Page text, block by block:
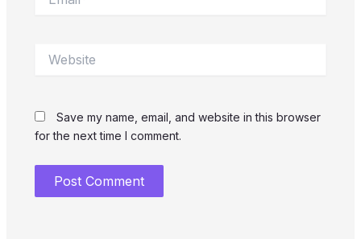
Save my name, email, and website in this browser
for the next time I comment.